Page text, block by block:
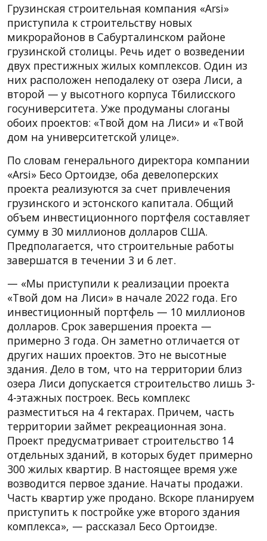
Грузинская строительная компания «Arsi»
приступила к строительству новых
микрорайонов в Сабурталинском районе
грузинской столицы. Речь идет о возведении
двух престижных жилых комплексов. Один из
них расположен неподалеку от озера Лиси, а
второй — у высотного корпуса Тбилисского
госуниверситета. Уже продуманы слоганы
обоих проектов: «Твой дом на Лиси» и «Твой
дом на университетской улице».
По словам генерального директора компании
«Arsi» Бесо Ортоидзе, оба девелоперских
проекта реализуются за счет привлечения
грузинского и эстонского капитала. Общий
объем инвестиционного портфеля составляет
сумму в 30 миллионов долларов США.
Предполагается, что строительные работы
завершатся в течении 3 и 6 лет.
— «Мы приступили к реализации проекта
«Твой дом на Лиси» в начале 2022 года. Его
инвестиционный портфель — 10 миллионов
долларов. Срок завершения проекта —
примерно 3 года. Он заметно отличается от
других наших проектов. Это не высотные
здания. Дело в том, что на территории близ
озера Лиси допускается строительство лишь 3-
4-этажных построек. Весь комплекс
разместиться на 4 гектарах. Причем, часть
территории займет рекреационная зона.
Проект предусматривает строительство 14
отдельных зданий, в которых будет примерно
300 жилых квартир. В настоящее время уже
возводится первое здание. Начаты продажи.
Часть квартир уже продано. Вскоре планируем
приступить к постройке уже второго здания
комплекса», — рассказал Бесо Ортоидзе.